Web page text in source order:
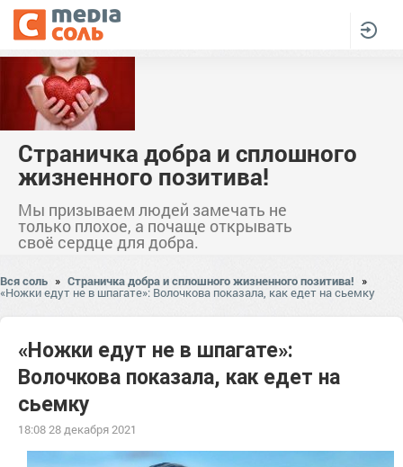
Страничка добра и сплошного
жизненного позитива!
Мы призываем людей замечать не
только плохое, а почаще открывать
своё сердце для добра.
Вся соль » Страничка добра и сплошного жизненного позитива! »
«Ножки едут не в шпагате»: Волочкова показала, как едет на сьемку
«Ножки едут не в шпагате»:
Волочкова показала, как едет на
сьемку
18:08 28 декабря 2021